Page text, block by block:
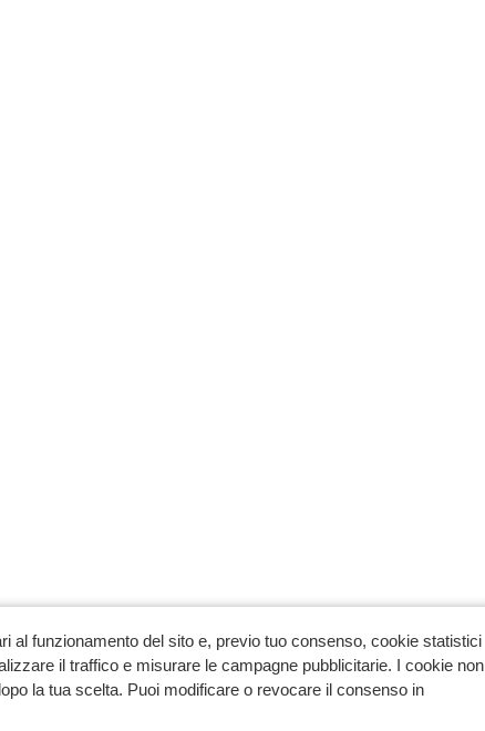
al funzionamento del sito e, previo tuo consenso, cookie statistici
il traffico e misurare le campagne pubblicitarie. I cookie non
la tua scelta. Puoi modificare o revocare il consenso in